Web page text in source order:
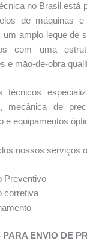
no Brasil está
de máquinas e
um amplo leque de
com uma
e māo-de-obra
técnicos
mecânica de
e equipamentos
nossos serviços
Preventivo
corretiva
ENVIO DE